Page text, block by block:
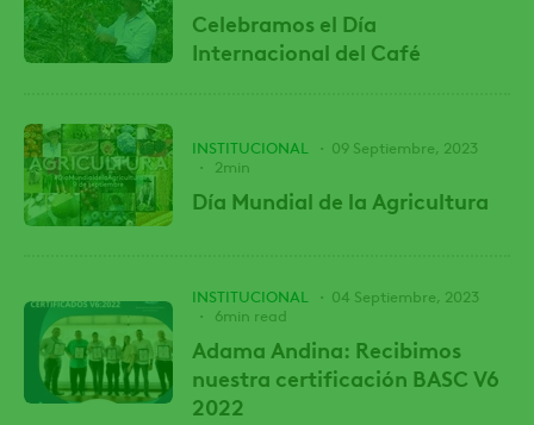
Celebramos el Día
Internacional del Café
INSTITUCIONAL
09 Septiembre, 2023
2min
Día Mundial de la Agricultura
INSTITUCIONAL
04 Septiembre, 2023
6min read
Adama Andina: Recibimos
nuestra certificación BASC V6
2022